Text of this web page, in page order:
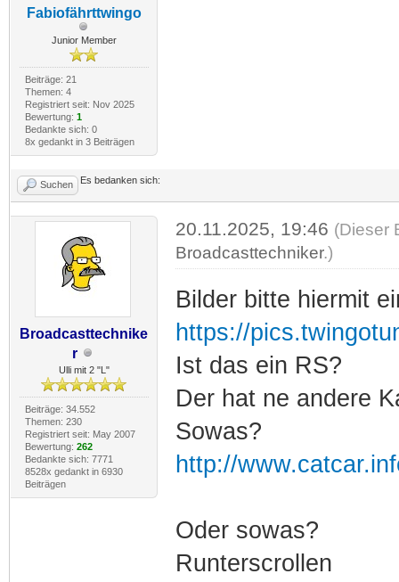
Fabiofährttwingo
Junior Member
Beiträge: 21
Themen: 4
Registriert seit: Nov 2025
Bewertung: 1
Bedankte sich: 0
8x gedankt in 3 Beiträgen
Suchen Es bedanken sich:
Broadcasttechnike
r
Ulli mit 2 "L"
Beiträge: 34.552
Themen: 230
Registriert seit: May 2007
Bewertung: 262
Bedankte sich: 7771
8528x gedankt in 6930
Beiträgen
20.11.2025, 19:46 (Dieser
Broadcasttechniker.)
Bilder bitte hiermit
https://
Ist das ein RS?
Der hat ne andere
Sowas?
http://
Oder sowas?
Runterscrollen